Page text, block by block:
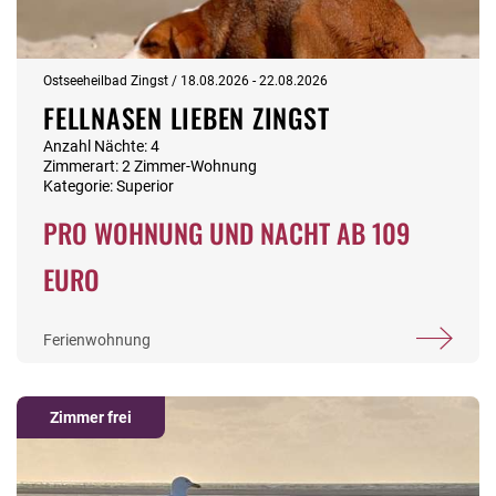
Ostseeheilbad Zingst / 18.08.2026 - 22.08.2026
FELLNASEN LIEBEN ZINGST
Anzahl Nächte: 4
Zimmerart: 2 Zimmer-Wohnung
Kategorie: Superior
PRO WOHNUNG UND NACHT AB 109
EURO
Ferienwohnung
Zimmer frei